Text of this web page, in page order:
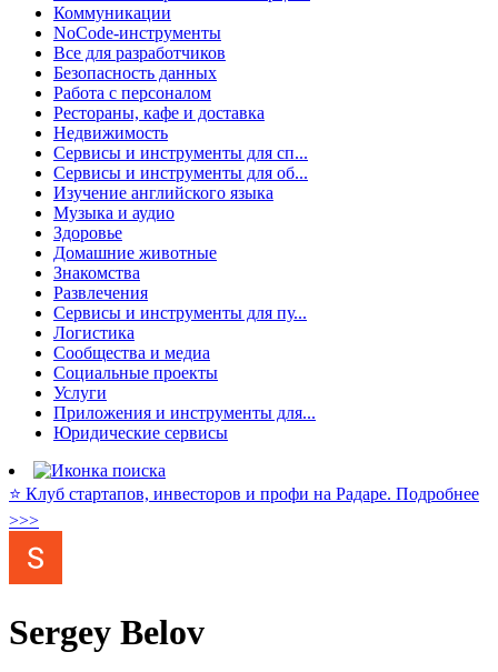
Коммуникации
NoCode-инструменты
Все для разработчиков
Безопасность данных
Работа с персоналом
Рестораны, кафе и доставка
Недвижимость
Сервисы и инструменты для сп...
Сервисы и инструменты для об...
Изучение английского языка
Музыка и аудио
Здоровье
Домашние животные
Знакомства
Развлечения
Сервисы и инструменты для пу...
Логистика
Сообщества и медиа
Социальные проекты
Услуги
Приложения и инструменты для...
Юридические сервисы
⭐️ Клуб стартапов, инвесторов и профи на Радаре. Подробнее
>>>
Sergey Belov